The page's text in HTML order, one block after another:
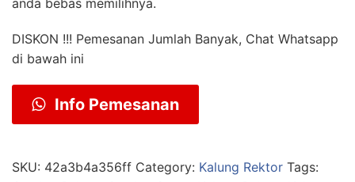
anda bebas memilihnya.
DISKON !!! Pemesanan Jumlah Banyak, Chat Whatsapp
di bawah ini
Info Pemesanan
SKU: 42a3b4a356ff Category: Kalung Rektor Tags: